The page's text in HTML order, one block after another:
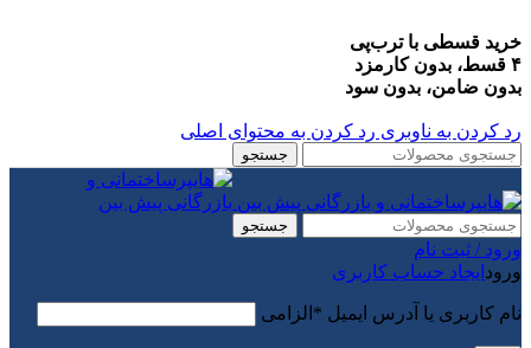
خرید قسطی با ترب‌پی
۴ قسط، بدون کارمزد
بدون ضامن، بدون سود
رد کردن به ناوبری رد کردن به محتوای اصلی
جستجو
جستجو
ورود / ثبت نام
ورود ایجاد حساب کاربری
نام کاربری یا آدرس ایمیل * الزامی